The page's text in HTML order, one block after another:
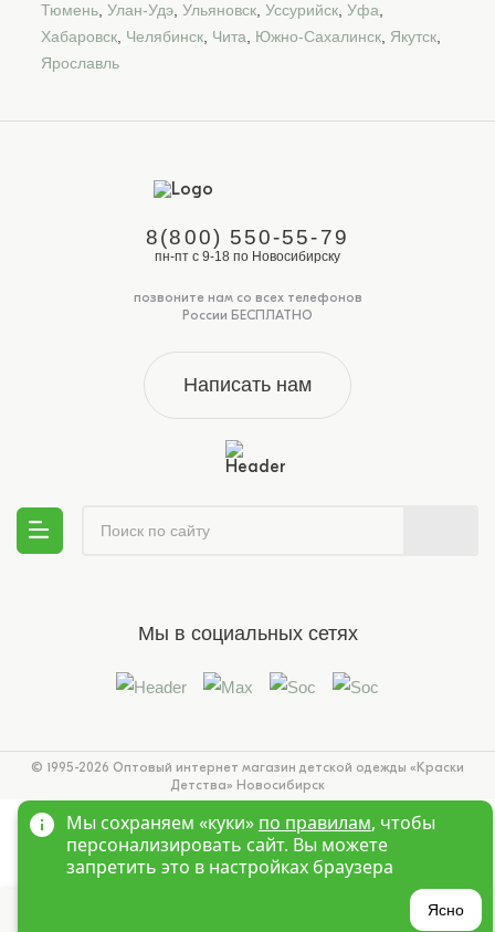
?
Тюмень, Улан-Удэ, Ульяновск, Уссурийск, Уфа,
Хабаровск, Челябинск, Чита, Южно-Сахалинск, Якутск,
Ярославль
8(800) 550-55-79
пн-пт с 9-18 по Новосибирску
позвоните нам со всех телефонов
России БЕСПЛАТНО
Написать нам
Мы в социальных сетях
© 1995-2026 Оптовый интернет магазин детской одежды «Краски
Детства» Новосибирск
Мы сохраняем «куки» по правилам, чтобы
персонализировать сайт. Вы можете
запретить это в настройках браузера
Ясно